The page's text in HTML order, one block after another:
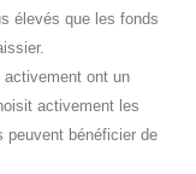
élevés que les fonds
ont un
activement les
bénéficier de